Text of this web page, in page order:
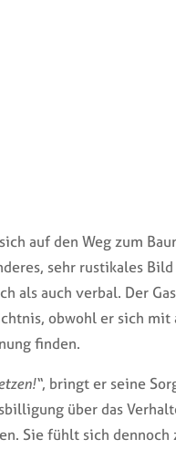
auf den Weg zum
sehr rustikales
als auch verbal. Der
obwohl er sich
finden.
, bringt er seine
über das
Sie fühlt sich